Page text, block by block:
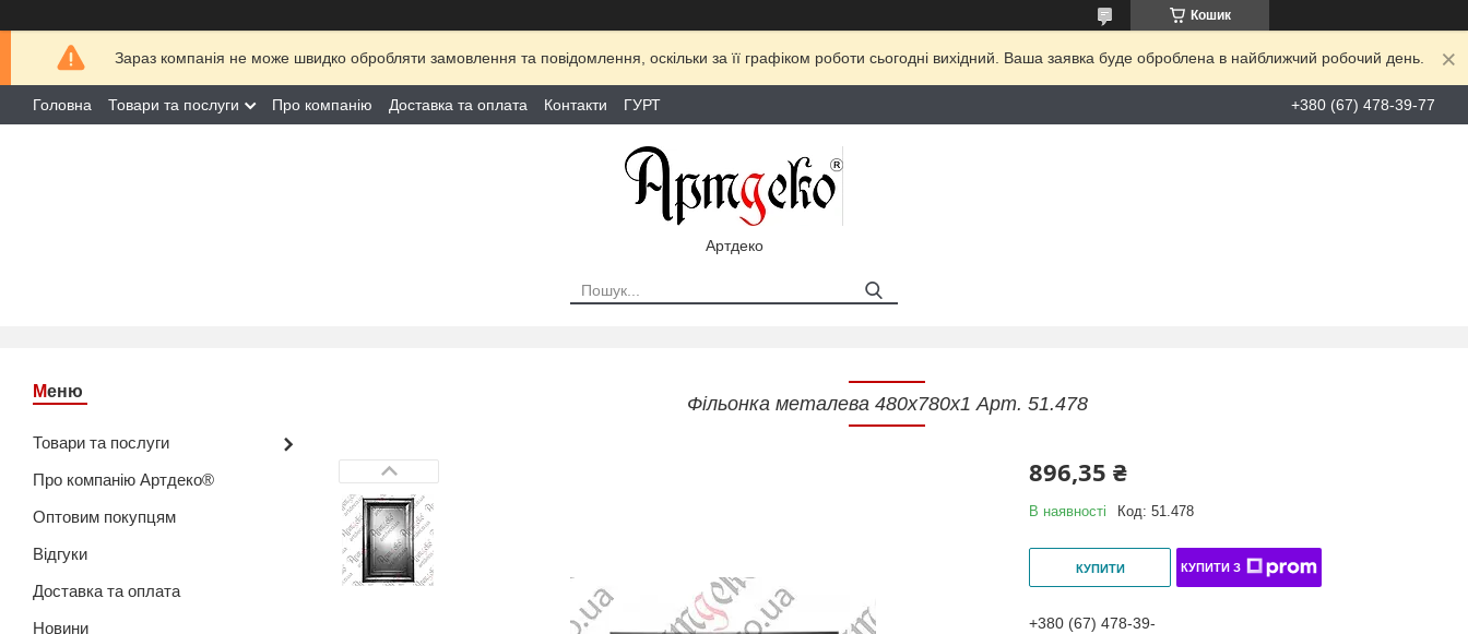
Кошик
Зараз компанія не може швидко обробляти замовлення та повідомлення, оскільки за її графіком роботи сьогодні вихідний. Ваша заявка буде оброблена в найближчий робочий день.
Головна Товари та послуги Про компанію Доставка та оплата Контакти ГУРТ +380 (67) 478-39-77
Артдеко
Товари та послуги
Про компанію Артдеко®
Оптовим покупцям
Відгуки
Доставка та оплата
Новини
Фільонка металева 480х780х1 Арт. 51.478
896,35 ₴
В наявності Код:51.478
КУПИТИ КУПИТИ З
+380 (67) 478-39-